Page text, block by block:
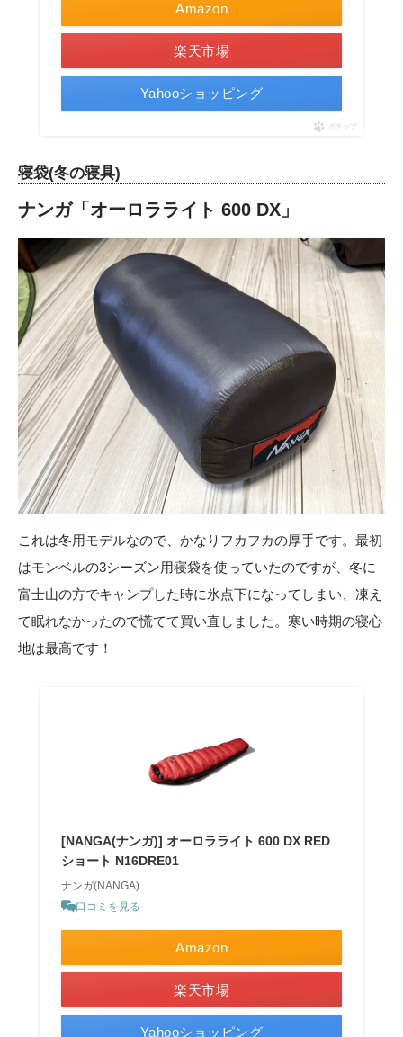
Amazon
楽天市場
Yahooショッピング
ポチップ
寝袋(冬の寝具)
ナンガ「オーロラライト 600 DX」
これは冬用モデルなので、かなりフカフカの厚手です。最初
はモンベルの3シーズン用寝袋を使っていたのですが、冬に
富士山の方でキャンプした時に氷点下になってしまい、凍え
て眠れなかったので慌てて買い直しました。寒い時期の寝心
地は最高です！
[NANGA(ナンガ)] オーロラライト 600 DX RED
ショート N16DRE01
ナンガ(NANGA)
口コミを見る
Amazon
楽天市場
Yahooショッピング